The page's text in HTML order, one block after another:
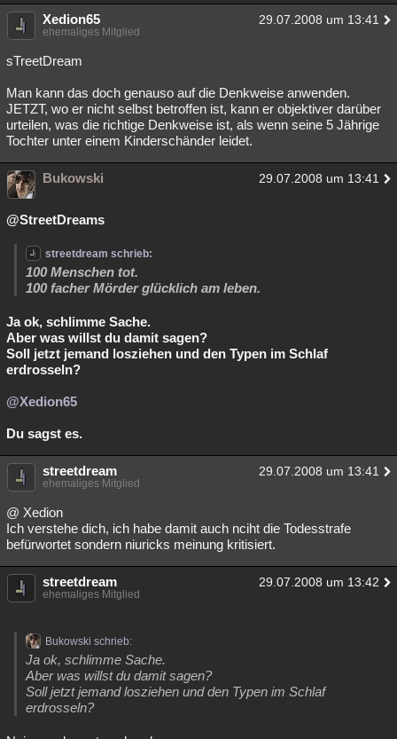
Xedion65 29.07.2008 um 13:41
ehemaliges Mitglied
sTreetDream
Man kann das doch genauso auf die Denkweise anwenden.
JETZT, wo er nicht selbst betroffen ist, kann er objektiver darüber
urteilen, was die richtige Denkweise ist, als wenn seine 5 Jährige
Tochter unter einem Kinderschänder leidet.
Bukowski 29.07.2008 um 13:41
@StreetDreams
streetdream schrieb:
100 Menschen tot.
100 facher Mörder glücklich am leben.
Ja ok, schlimme Sache.
Aber was willst du damit sagen?
Soll jetzt jemand losziehen und den Typen im Schlaf
erdrosseln?
@Xedion65
Du sagst es.
streetdream 29.07.2008 um 13:41
ehemaliges Mitglied
@ Xedion
Ich verstehe dich, ich habe damit auch nciht die Todesstrafe
befürwortet sondern niuricks meinung kritisiert.
streetdream 29.07.2008 um 13:42
ehemaliges Mitglied
Bukowski schrieb:
Ja ok, schlimme Sache.
Aber was willst du damit sagen?
Soll jetzt jemand losziehen und den Typen im Schlaf
erdrosseln?